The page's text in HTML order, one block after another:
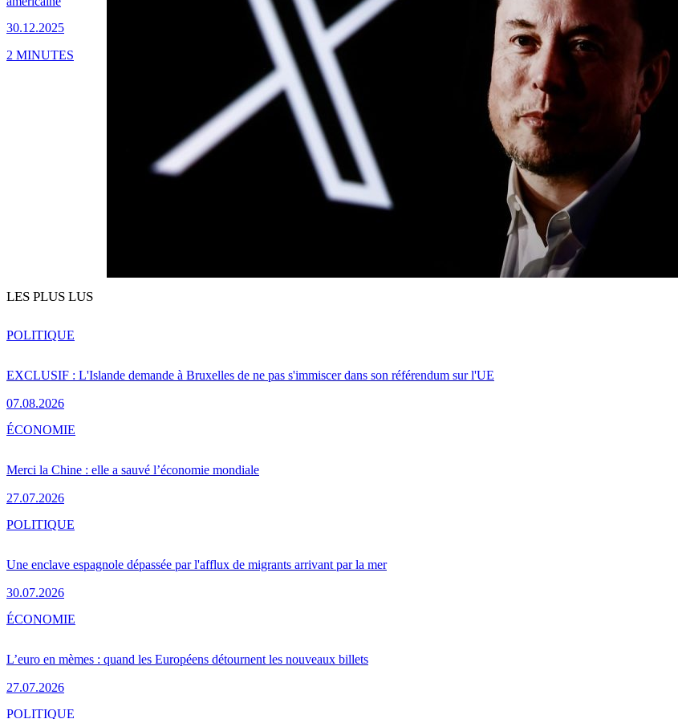
30.12.2025
2 MINUTES
LES PLUS LUS
EXCLUSIF : L'Islande demande à Bruxelles de ne pas s'immiscer dans son référendum sur l'UE
07.08.2026
POLITIQUE
Merci la Chine : elle a sauvé l’économie mondiale
27.07.2026
ÉCONOMIE
Une enclave espagnole dépassée par l'afflux de migrants arrivant par la mer
30.07.2026
POLITIQUE
L’euro en mèmes : quand les Européens détournent les nouveaux billets
27.07.2026
ÉCONOMIE
POLITIQUE